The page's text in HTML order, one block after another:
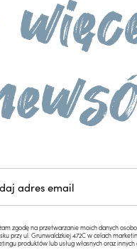
zgodę na przetwarzanie moich danych
przy ul. Grunwaldzkiej 472C w celach
produktów lub usług własnych oraz innych